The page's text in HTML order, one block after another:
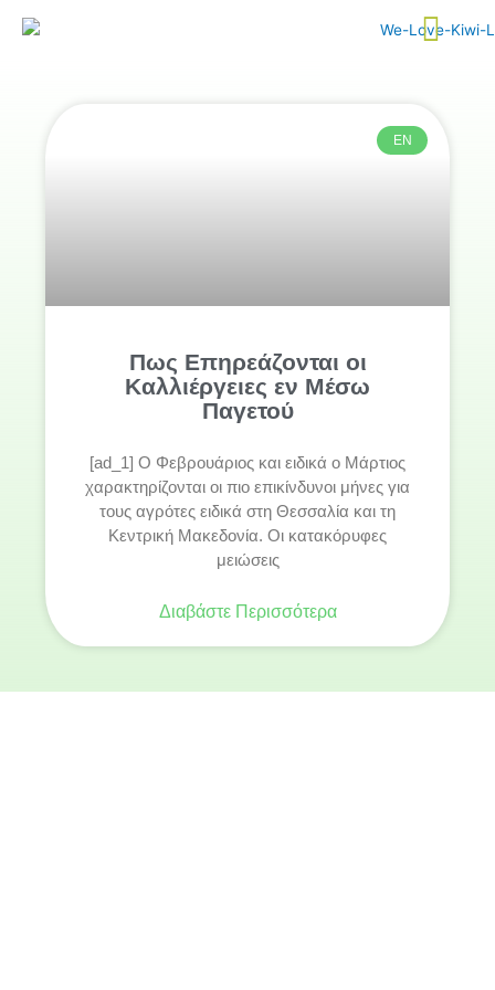
ΕΝ
Πως Επηρεάζονται οι
Καλλιέργειες εν Μέσω
Παγετού
[ad_1] Ο Φεβρουάριος και ειδικά ο Μάρτιος
χαρακτηρίζονται οι πιο επικίνδυνοι μήνες για
τους αγρότες ειδικά στη Θεσσαλία και τη
Κεντρική Μακεδονία. Οι κατακόρυφες
μειώσεις
Διαβάστε Περισσότερα